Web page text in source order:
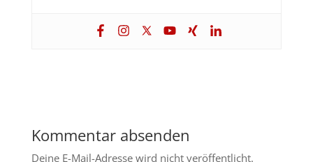
Kommentar absenden
Deine E-Mail-Adresse wird nicht veröffentlicht.